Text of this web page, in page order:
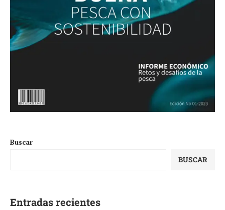
Buscar
BUSCAR
Entradas recientes